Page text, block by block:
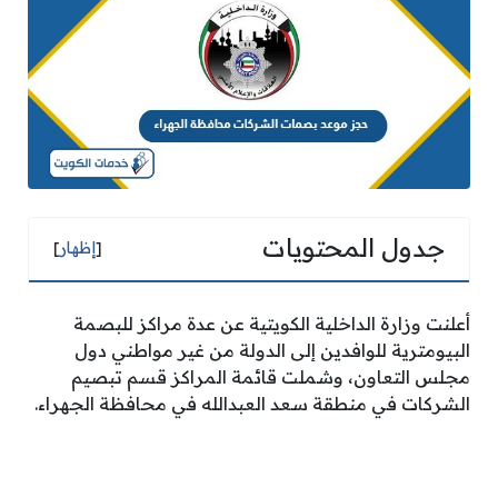
جدول المحتويات [إظهار]
أعلنت وزارة الداخلية الكويتية عن عدة مراكز للبصمة
البيومترية للوافدين إلى الدولة من غير مواطني دول
مجلس التعاون، وشملت قائمة المراكز قسم تبصيم
الشركات في منطقة سعد العبدالله في محافظة الجهراء.